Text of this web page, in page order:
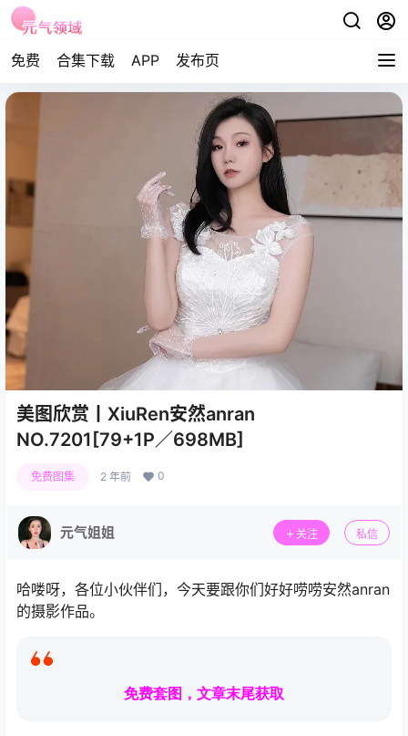
免费 合集下载 APP 发布页
美图欣赏丨XiuRen安然anran
NO.7201[79+1P／698MB]
免费图集 2 年前 0
元气姐姐 关注 私信
哈喽呀，各位小伙伴们，今天要跟你们好好唠唠安然anran
的摄影作品。
免费套图，文章末尾获取